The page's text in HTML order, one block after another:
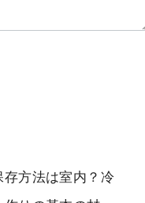
存方法は室内？冷